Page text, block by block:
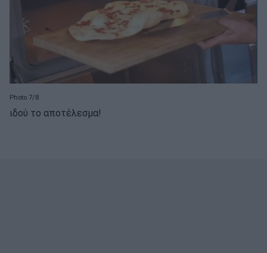
Photo 7/8
ιδού το αποτέλεσμα!